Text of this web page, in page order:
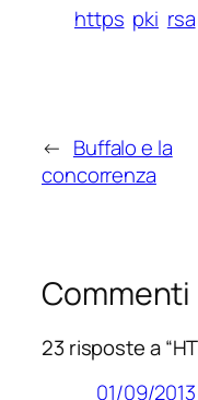
https pki rsa
← Buffalo e la
concorrenza
Commenti
23 risposte a
01/09/2013